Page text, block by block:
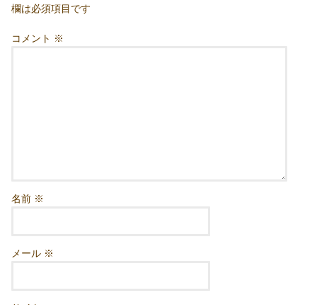
欄は必須項目です
コメント ※
名前 ※
メール ※